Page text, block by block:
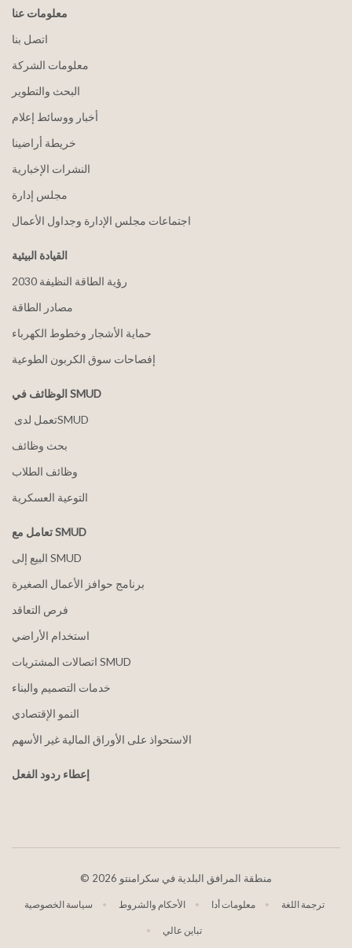
معلومات عنا
اتصل بنا
معلومات الشركة
البحث والتطوير
أخبار ووسائط إعلام
خريطة أراضينا
النشرات الإخبارية
مجلس إدارة
اجتماعات مجلس الإدارة وجداول الأعمال
القيادة البيئية
2030 رؤية الطاقة النظيفة
مصادر الطاقة
حماية الأشجار وخطوط الكهرباء
إفصاحات سوق الكربون الطوعية
الوظائف في SMUD
بحث وظائف
وظائف الطلاب
التوعية العسكرية
تعامل مع SMUD
البيع إلى SMUD
برنامج حوافز الأعمال الصغيرة
فرص التعاقد
استخدام الأراضي
اتصالات المشتريات SMUD
خدمات التصميم والبناء
النمو الإقتصادي
الاستحواذ على الأوراق المالية غير الأسهم
إعطاء ردود الفعل
© 2026 منطقة المرافق البلدية في سكرامنتو
سياسة الخصوصية الأحكام والشروط معلومات أدا ترجمة اللغة
تباين عالي